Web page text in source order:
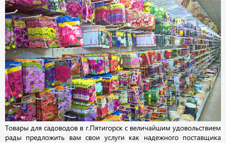
Товары для садоводов в г.Пятигорск с величайшим удовольствием
рады предложить вам свои услуги как надежного поставщика